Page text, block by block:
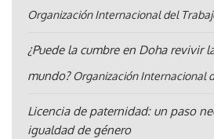
Organización Internacional del
¿Puede la cumbre en Doha revivir
mundo? Organización Internacional
Licencia de paternidad: un paso
igualdad de género